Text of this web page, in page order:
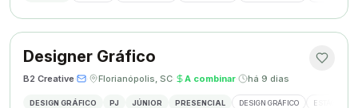
Designer Gráfico
B2 Creative· · Florianópolis, SC· A combinar· há 9 dias
DESIGN GRÁFICO PJ JÚNIOR PRESENCIAL DESIGN GRÁFICO ESTÁGIO